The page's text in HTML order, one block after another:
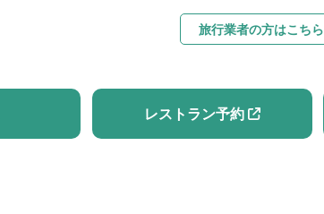
旅行業者の方はこちら
レストラン予約
レストラン予約